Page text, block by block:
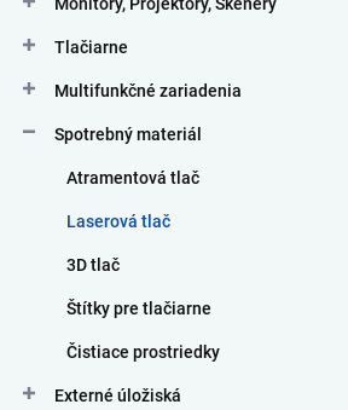
Tlačiarne
Multifunkčné zariadenia
Spotrebný materiál
Atramentová tlač
Laserová tlač
3D tlač
Štítky pre tlačiarne
Čistiace prostriedky
Externé úložiská